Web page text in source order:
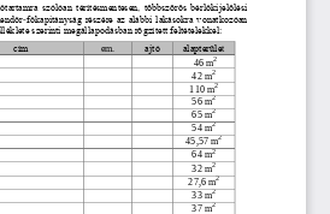
szólóan térítésmentesen, többszörös bérlőkijelölési
-főkapitányság részére az alábbi lakásokra vonatkozóan
szerinti megállapodásban rögzített feltételekkel:
cím em. ajtó alapterület
46 m2
42 m2
110 m2
56 m2
65 m2
54 m2
45,57 m2
64 m2
32 m2
27,6 m2
33 m2
37 m2